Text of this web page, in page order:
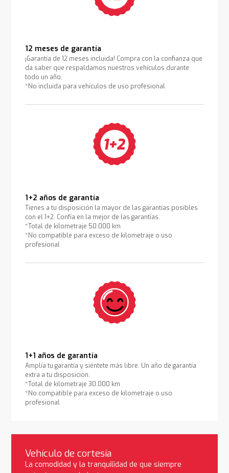
12 meses de garantía
¡Garantía de 12 meses incluida! Compra con la confianza que
da saber que respaldamos nuestros vehículos durante
todo un año.
*No incluida para vehículos de uso profesional
1+2 años de garantía
Tienes a tu disposición la mayor de las garantías posibles
con el 1+2. Confía en la mejor de las garantías.
*Total de kilometraje 50.000 km
*No compatible para exceso de kilometraje o uso
profesional
1+1 años de garantía
Amplía tu garantía y siéntete más libre. Un año de garantía
extra a tu disposición.
*Total de kilometraje 30.000 km
*No compatible para exceso de kilometraje o uso
profesional
Vehículo de cortesía
La comodidad y la tranquilidad de que siempre